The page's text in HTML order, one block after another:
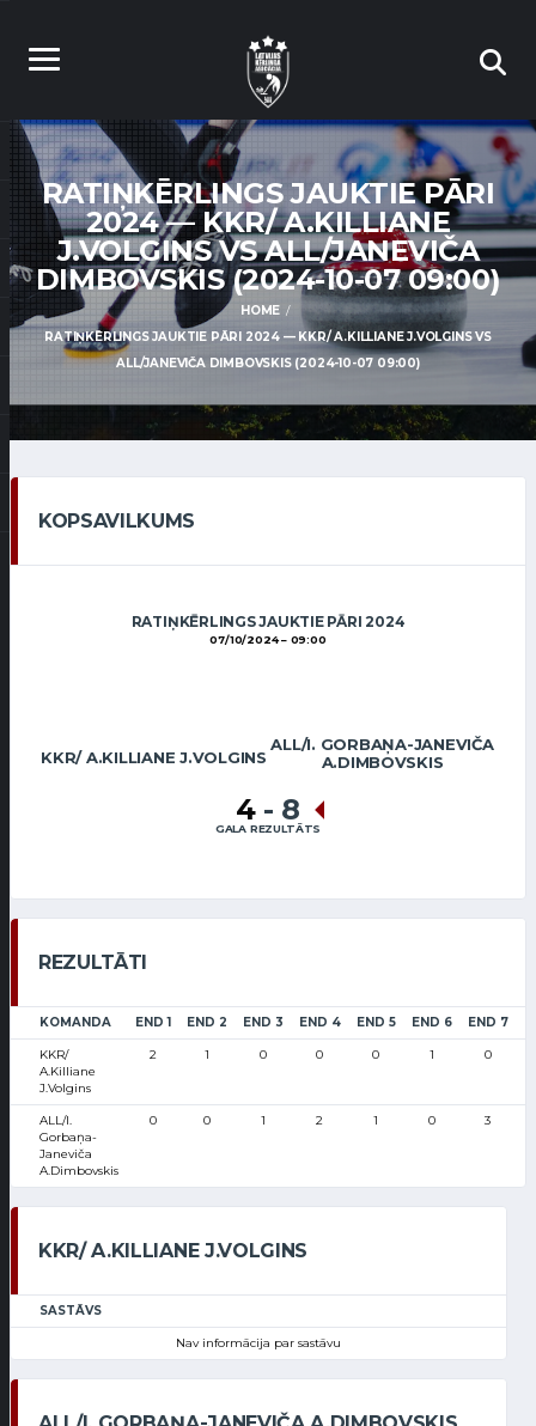
RATIŅKĒRLINGS JAUKTIE PĀRI
2024 — KKR/ A.KILLIANE
J.VOLGINS VS ALL/JANEVIČA
DIMBOVSKIS (2024-10-07 09:00)
HOME
RATIŅKĒRLINGS JAUKTIE PĀRI 2024 — KKR/ A.KILLIANE J.VOLGINS VS
ALL/JANEVIČA DIMBOVSKIS (2024-10-07 09:00)
KOPSAVILKUMS
RATIŅKĒRLINGS JAUKTIE PĀRI 2024
07/10/2024 09:00
KKR/ A.KILLIANE J.VOLGINS
ALL/I. GORBAŅA-JANEVIČA
A.DIMBOVSKIS
4 - 8
GALA REZULTĀTS
REZULTĀTI
KOMANDA END 1 END 2 END 3 END 4 END 5 END 6 END 7
KKR/
A.Killiane
J.Volgins
2 1 0 0 0 1 0
ALL/I.
Gorbaņa-
Janeviča
A.Dimbovskis
0 0 1 2 1 0 3
KKR/ A.KILLIANE J.VOLGINS
SASTĀVS
Nav informācija par sastāvu